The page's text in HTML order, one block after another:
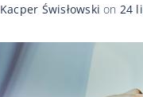
Kacper Świsłowski on 24